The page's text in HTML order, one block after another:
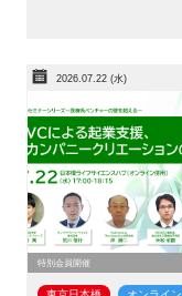
2026.07.22 (水)
特別会員開催